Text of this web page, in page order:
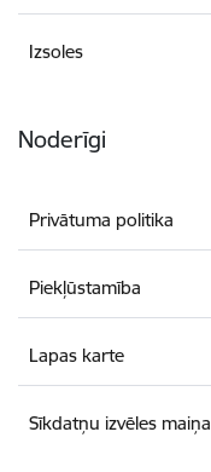
Izsoles
Noderīgi
Privātuma politika
Piekļūstamība
Lapas karte
Sīkdatņu izvēles maiņa